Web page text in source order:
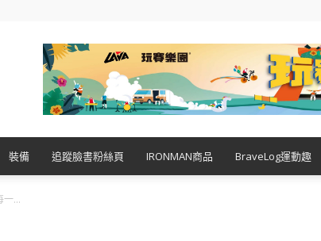
裝備 追蹤臉書粉絲頁 IRONMAN商品 BraveLog運動趣
一...